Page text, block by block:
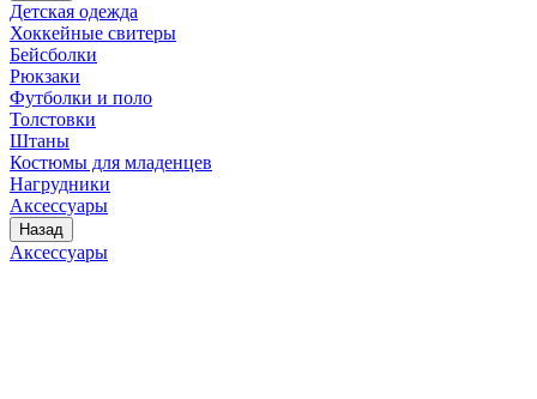
Детская одежда
Хоккейные свитеры
Бейсболки
Рюкзаки
Футболки и поло
Толстовки
Штаны
Костюмы для младенцев
Нагрудники
Аксессуары
Назад
Аксессуары